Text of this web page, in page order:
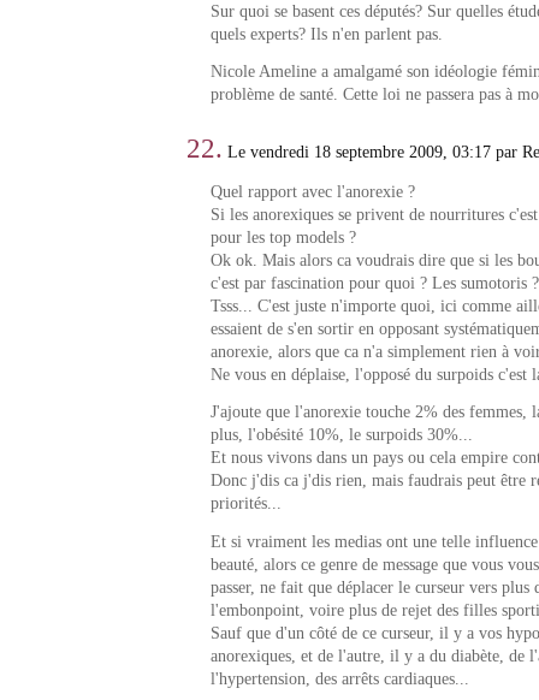
Sur quoi se basent ces députés? Sur quelles
quels experts? Ils n'en parlent pas.
Nicole Ameline a amalgamé son idéologie
problème de santé. Cette loi ne passera pas à
22. Le vendredi 18 septembre 2009, 03:17 par
Quel rapport avec l'anorexie ?
Si les anorexiques se privent de nourritures
pour les top models ?
Ok ok. Mais alors ca voudrais dire que si les
c'est par fascination pour quoi ? Les sumotoris ?
Tsss... C'est juste n'importe quoi, ici comme
essaient de s'en sortir en opposant
anorexie, alors que ca n'a simplement rien à
Ne vous en déplaise, l'opposé du surpoids c'est
J'ajoute que l'anorexie touche 2% des femmes,
plus, l'obésité 10%, le surpoids 30%...
Et nous vivons dans un pays ou cela empire
Donc j'dis ca j'dis rien, mais faudrais peut être
priorités...
Et si vraiment les medias ont une telle influence
beauté, alors ce genre de message que vous
passer, ne fait que déplacer le curseur vers plus
l'embonpoint, voire plus de rejet des filles
Sauf que d'un côté de ce curseur, il y a vos
anorexiques, et de l'autre, il y a du diabète, de
l'hypertension, des arrêts cardiaques...